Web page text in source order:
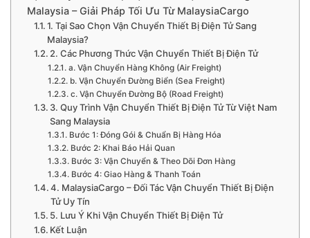
Malaysia – Giải Pháp Tối Ưu Từ MalaysiaCargo
1. Tại Sao Chọn Vận Chuyển Thiết Bị Điện Tử Sang
Malaysia?
2. Các Phương Thức Vận Chuyển Thiết Bị Điện Tử
a. Vận Chuyển Hàng Không (Air Freight)
b. Vận Chuyển Đường Biển (Sea Freight)
c. Vận Chuyển Đường Bộ (Road Freight)
3. Quy Trình Vận Chuyển Thiết Bị Điện Tử Từ Việt Nam
Sang Malaysia
Bước 1: Đóng Gói & Chuẩn Bị Hàng Hóa
Bước 2: Khai Báo Hải Quan
Bước 3: Vận Chuyển & Theo Dõi Đơn Hàng
Bước 4: Giao Hàng & Thanh Toán
4. MalaysiaCargo – Đối Tác Vận Chuyển Thiết Bị Điện
Tử Uy Tín
5. Lưu Ý Khi Vận Chuyển Thiết Bị Điện Tử
Kết Luận